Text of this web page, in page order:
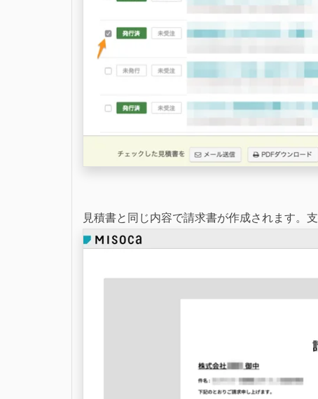
見積書と同じ内容で請求書が作成されます。